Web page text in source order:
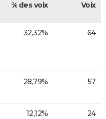
% des voix Voix
32,32% 64
28,79% 57
12,12% 24